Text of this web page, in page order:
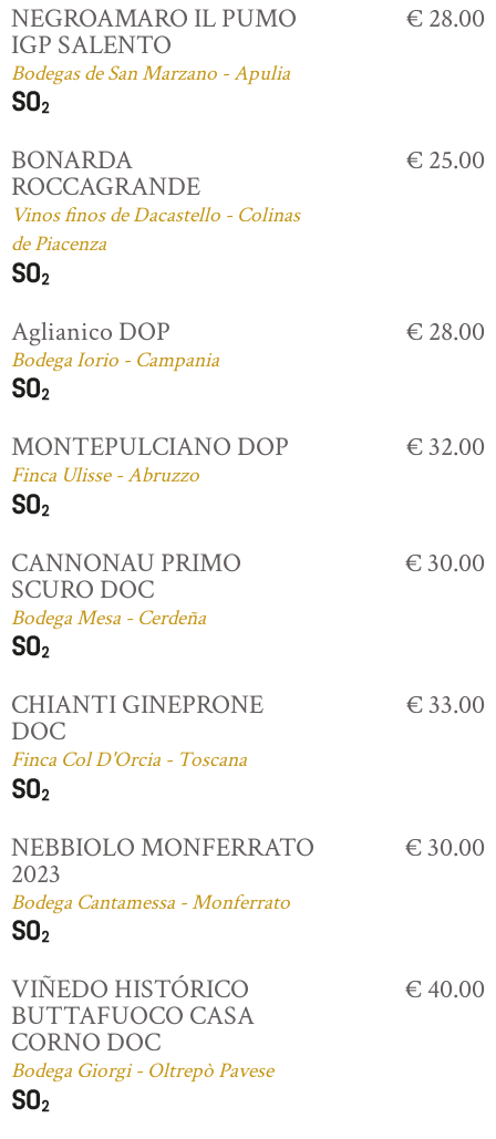
NEGROAMARO IL PUMO
IGP SALENTO
Bodegas de San Marzano - Apulia
€ 28.00
BONARDA
ROCCAGRANDE
Vinos finos de Dacastello - Colinas
de Piacenza
€ 25.00
Aglianico DOP
Bodega Iorio - Campania
€ 28.00
MONTEPULCIANO DOP
Finca Ulisse - Abruzzo
€ 32.00
CANNONAU PRIMO
SCURO DOC
Bodega Mesa - Cerdeña
€ 30.00
CHIANTI GINEPRONE
DOC
Finca Col D'Orcia - Toscana
€ 33.00
NEBBIOLO MONFERRATO
2023
Bodega Cantamessa - Monferrato
€ 30.00
VIÑEDO HISTÓRICO
BUTTAFUOCO CASA
CORNO DOC
Bodega Giorgi - Oltrepò Pavese
€ 40.00